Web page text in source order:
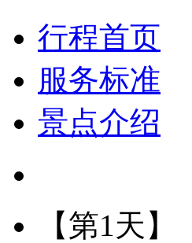
行程首页
服务标准
景点介绍
【第1天】